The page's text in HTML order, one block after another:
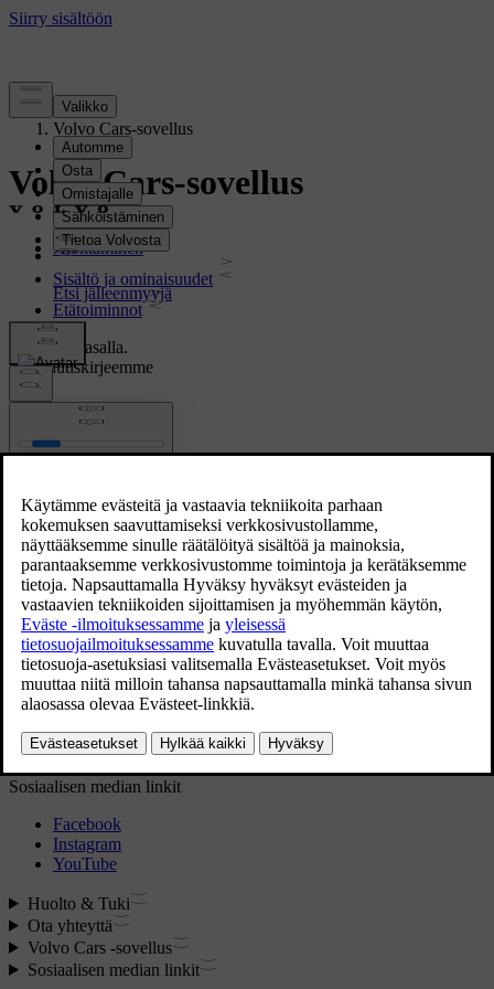
Tuki/
Volvo Cars-sovellus
Volvo Cars-sovellus
Aloittaminen
Sisältö ja ominaisuudet
Etätoiminnot